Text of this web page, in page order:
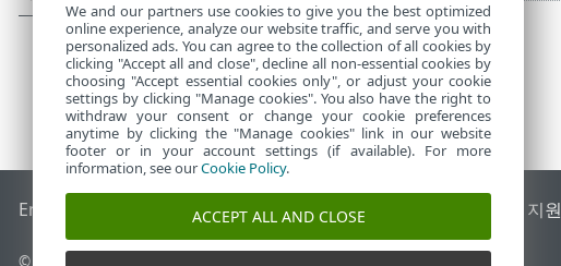
End of Life ESET 지식 베이스ESET 포럼ESET Status Portal 국가별 지원
©
We and our partners use cookies to give you the best optimized
online experience, analyze our website traffic, and serve you with
personalized ads. You can agree to the collection of all cookies by
clicking "Accept all and close", decline all non-essential cookies by
choosing "Accept essential cookies only", or adjust your cookie
settings by clicking "Manage cookies". You also have the right to
withdraw your consent or change your cookie preferences
anytime by clicking the "Manage cookies" link in our website
footer or in your account settings (if available). For more
information, see ourCookie Policy.
ACCEPT ALL AND CLOSE